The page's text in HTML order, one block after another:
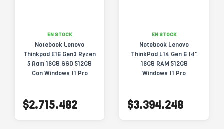
EN STOCK
Notebook Lenovo
Thinkpad E16 Gen3 Ryzen
5 Ram 16GB SSD 512GB
Con Windows 11 Pro
$2.715.482
EN STOCK
Notebook Lenovo
ThinkPad L14 Gen 6 14"
16GB RAM 512GB
Windows 11 Pro
$3.394.248